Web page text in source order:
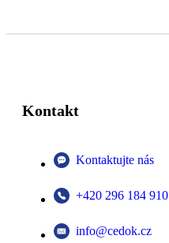
Kontakt
Kontaktujte nás
+420 296 184 910
info@cedok.cz